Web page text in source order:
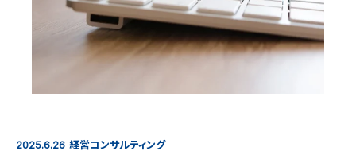
2025.6.26 経営コンサルティング